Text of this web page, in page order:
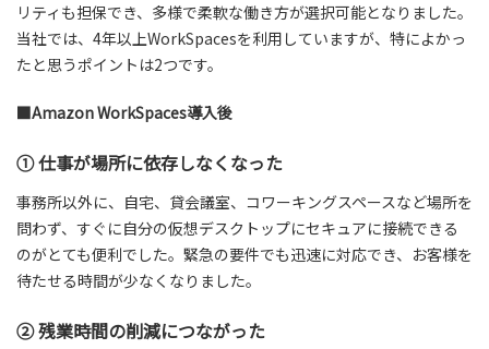
リティも担保でき、多様で柔軟な働き方が選択可能となりました。
当社では、4年以上WorkSpacesを利用していますが、特によかっ
たと思うポイントは2つです。
■Amazon WorkSpaces導入後
① 仕事が場所に依存しなくなった
事務所以外に、自宅、貸会議室、コワーキングスペースなど場所を
問わず、すぐに自分の仮想デスクトップにセキュアに接続できる
のがとても便利でした。緊急の要件でも迅速に対応でき、お客様を
待たせる時間が少なくなりました。
② 残業時間の削減につながった